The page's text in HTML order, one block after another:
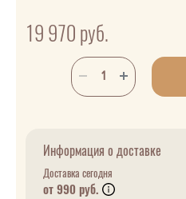
19 970 руб.
Информация о доставке
Доставка сегодня
от 990 руб.